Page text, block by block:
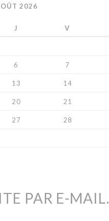
2026
J V
6 7
13 14
20 21
27 28
PAR E-MAIL.